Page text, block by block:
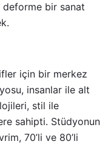
deforme bir sanat
için bir merkez
insanlar ile alt
stil ile
sahipti. Stüdyonun
70’li ve 80’li